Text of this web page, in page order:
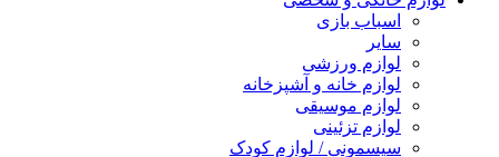
اسباب بازی
سایر
لوازم ورزشی
لوازم خانه و آشپزخانه
لوازم موسیقی
لوازم تزئینی
سیسمونی / لوازم کودک